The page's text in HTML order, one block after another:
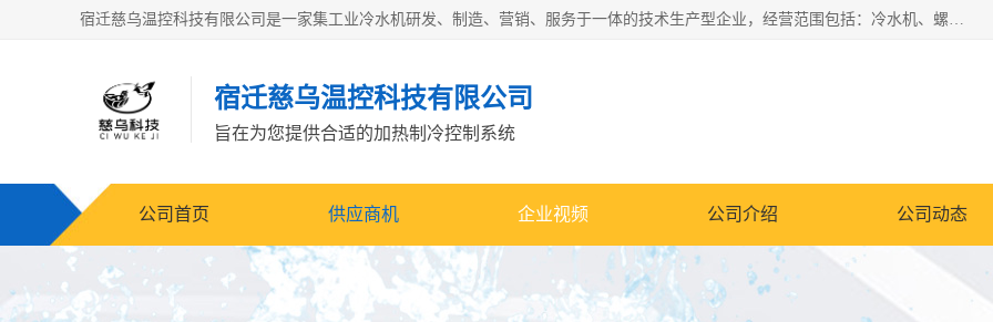
宿迁慈乌温控科技有限公司是一家集工业冷水机研发、制造、营销、服务于一体的技术生产型企业，经营范围包括：冷水机、螺杆式冷水机组、工业冷水机、水冷式冷水机、风冷式冷水机组、风冷螺杆式冷冻机组、冷冻机、注塑专用冷水机、混泥土专用冷水机、低温防爆冷水机组等。专业温控设备供应商 模温机/冷水机/导热油炉定制服务等
宿迁慈乌温控科技有限公司
旨在为您提供合适的加热制冷控制系统
公司首页 供应商机 企业视频 公司介绍 公司动态